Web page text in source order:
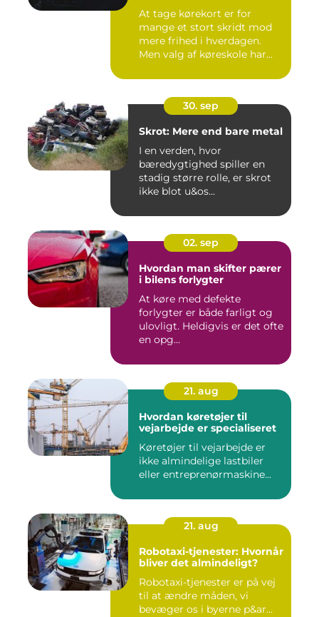
At tage kørekort er for
mange et stort skridt mod
mere frihed i hverdagen.
Men valg af køreskole har...
30. sep
Skrot: Mere end bare metal
I en verden, hvor
bæredygtighed spiller en
stadig større rolle, er skrot
ikke blot u&os...
02. sep
Hvordan man skifter pærer
i bilens forlygter
At køre med defekte
forlygter er både farligt og
ulovligt. Heldigvis er det ofte
en opg...
21. aug
Hvordan køretøjer til
vejarbejde er specialiseret
Køretøjer til vejarbejde er
ikke almindelige lastbiler
eller entreprenørmaskine...
21. aug
Robotaxi-tjenester: Hvornår
bliver det almindeligt?
Robotaxi-tjenester er på vej
til at ændre måden, vi
bevæger os i byerne p&ar...